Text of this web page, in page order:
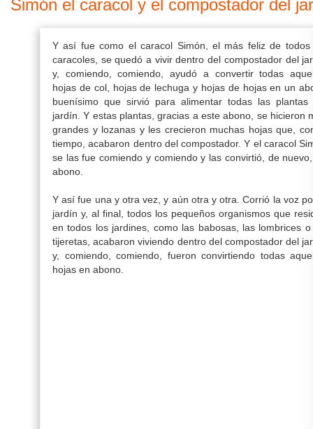
Simón el caracol y el compostador del
Y así fue como el caracol Simón, el más feliz de todos
caracoles, se quedó a vivir dentro del compostadordel
y, comiendo, comiendo, ayudó a convertir todas
hojas de col, hojas de lechuga y hojas de hojas en un
buenísimo que sirvió para alimentar todas las plantas
jardín. Y estas plantas, gracias a este abono, se hicieron
grandes y lozanas y les crecieron muchas hojas que,
tiempo, acabaron dentro del compostador. Y el caracol
se las fue comiendo y comiendo y las convirtió, de
abono.
Y así fue una y otra vez, y aún otra y otra. Corrió la voz
jardín y, al final, todos los pequeños organismos que
en todos los jardines, como las babosas, las lombrices o
tijeretas, acabaron viviendo dentro del compostador del
y, comiendo, comiendo, fueron convirtiendo todas
hojas en abono.